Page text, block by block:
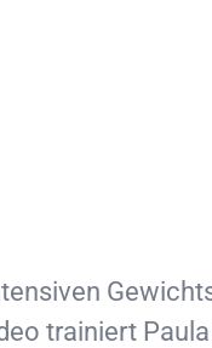
trainiert